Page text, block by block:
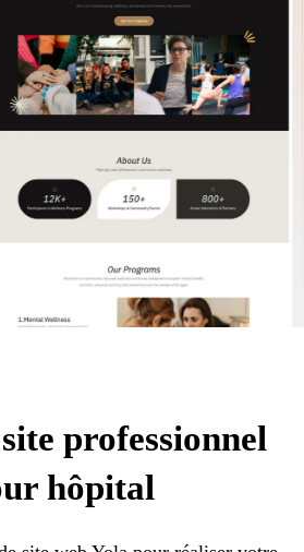
professionnel
hôpital